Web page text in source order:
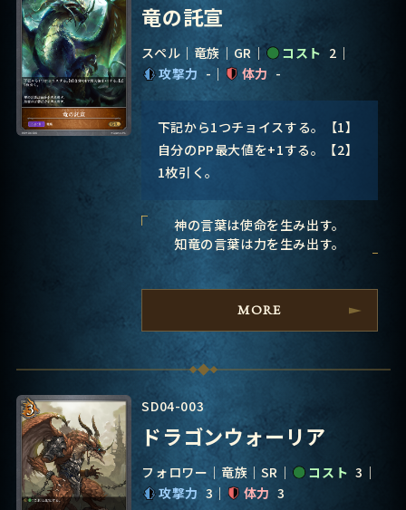
竜の託宣
スペル 竜族 GR コスト 2
攻撃力 - 体力 -
下記から1つチョイスする。【1】
自分のPP最大値を+1する。【2】
1枚引く。
神の言葉は使命を生み出す。
知竜の言葉は力を生み出す。
MORE
SD04-003
ドラゴンウォーリア
フォロワー 竜族 SR コスト 3
攻撃力 3 体力 3